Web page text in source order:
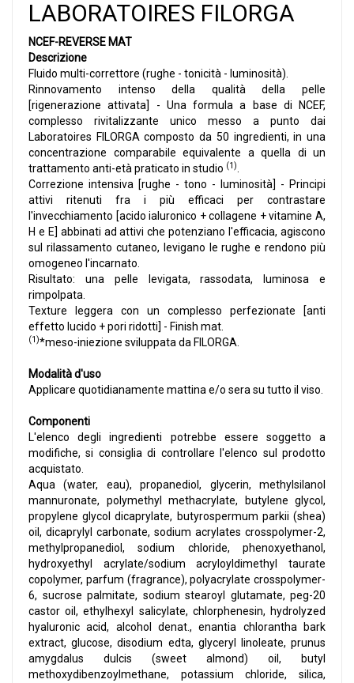
LABORATOIRES FILORGA
NCEF-REVERSE MAT
Descrizione
Fluido multi-correttore (rughe - tonicità - luminosità).
Rinnovamento intenso della qualità della pelle
[rigenerazione attivata] - Una formula a base di NCEF,
complesso rivitalizzante unico messo a punto dai
Laboratoires FILORGA composto da 50 ingredienti, in una
concentrazione comparabile equivalente a quella di un
trattamento anti-età praticato in studio (1).
Correzione intensiva [rughe - tono - luminosità] - Principi
attivi ritenuti fra i più efficaci per contrastare
l'invecchiamento [acido ialuronico + collagene + vitamine A,
H e E] abbinati ad attivi che potenziano l'efficacia, agiscono
sul rilassamento cutaneo, levigano le rughe e rendono più
omogeneo l'incarnato.
Risultato: una pelle levigata, rassodata, luminosa e
rimpolpata.
Texture leggera con un complesso perfezionate [anti
effetto lucido + pori ridotti] - Finish mat.
(1)*meso-iniezione sviluppata da FILORGA.
Modalità d'uso
Applicare quotidianamente mattina e/o sera su tutto il viso.
Componenti
L'elenco degli ingredienti potrebbe essere soggetto a
modifiche, si consiglia di controllare l'elenco sul prodotto
acquistato.
Aqua (water, eau), propanediol, glycerin, methylsilanol
mannuronate, polymethyl methacrylate, butylene glycol,
propylene glycol dicaprylate, butyrospermum parkii (shea)
oil, dicaprylyl carbonate, sodium acrylates crosspolymer-2,
methylpropanediol, sodium chloride, phenoxyethanol,
hydroxyethyl acrylate/sodium acryloyldimethyl taurate
copolymer, parfum (fragrance), polyacrylate crosspolymer-
6, sucrose palmitate, sodium stearoyl glutamate, peg-20
castor oil, ethylhexyl salicylate, chlorphenesin, hydrolyzed
hyaluronic acid, alcohol denat., enantia chlorantha bark
extract, glucose, disodium edta, glyceryl linoleate, prunus
amygdalus dulcis (sweet almond) oil, butyl
methoxydibenzoylmethane, potassium chloride, silica,